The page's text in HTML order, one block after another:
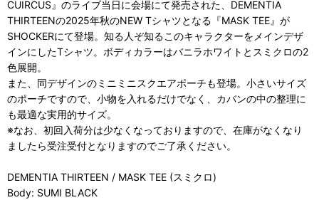
CUIRCUS』のライブ当日に会場にて発売された、DEMENTIA
THIRTEENの2025年秋のNEW Tシャツとなる『MASK TEE』が
SHOCKERにて登場。知る人ぞ知るこのキャラクターをメインデザ
インにしたTシャツ。ボディカラーはバニラホワイトとスミクロの2
色展開。
また、同デザインのミニミニスクエアポーチも登場。小さいサイズ
のポーチですので、小物を入れるだけでなく、カバンの中の整理に
も最適な実用的サイズ。
※なお、初回入荷分は少なくなっておりますので、在庫がなくなり
ましたら受注受付となりますのでご了承ください。
DEMENTIA THIRTEEN / MASK TEE (スミクロ)
Body: SUMI BLACK